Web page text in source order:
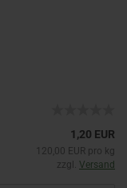
1,20 EUR
120,00 EUR pro kg
zzgl. Versand